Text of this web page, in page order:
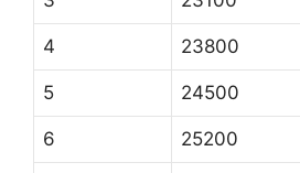
4 23800
5 24500
6 25200